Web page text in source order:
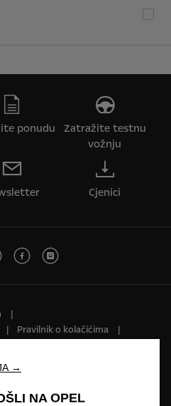
ponudu
Zatražite testnu
vožnju
Cjenici
Pravilnik o kolačićima
nas
kolačića
→
NA OPEL
omogućavaju da Vam pružimo
su bezbednost, upravljanje
kao što su prepoznavanje
takođe može koristiti kolačiće